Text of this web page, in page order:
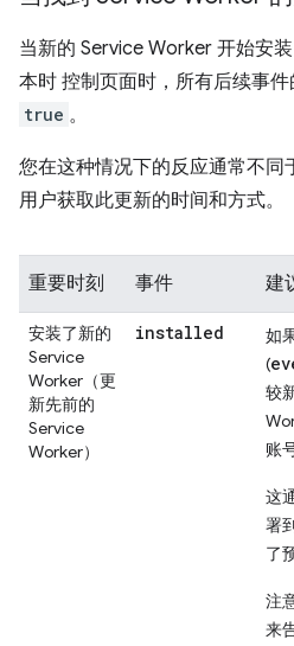
当新的 Service Worker 开始安
本时 控制页面时，所有后续事件
true 。
您在这种情况下的反应通常不同
用户获取此更新的时间和方式。
重要时刻 事件 建
安装了新的
Service
Worker（更
新先前的
Service
Worker）
installed
如
(
较
账
这
署
了
注
来